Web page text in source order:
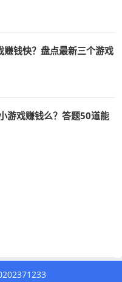
钱快？盘点最新三个游戏
游戏赚钱么？答题50道能